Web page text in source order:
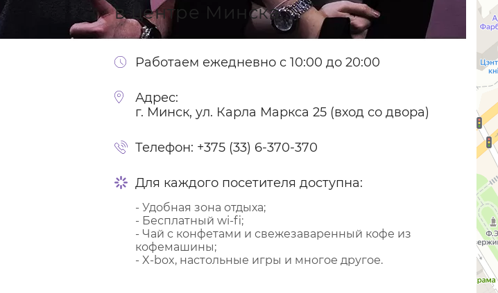
в центре Минска
Работаем ежедневно с 10:00 до 20:00
Адрес:
г. Минск, ул. Карла Маркса 25 (вход со двора)
Телефон: +375 (33) 6-370-370
Для каждого посетителя доступна:
- Удобная зона отдыха;
- Бесплатный wi-fi;
- Чай с конфетами и свежезаваренный кофе из
кофемашины;
- X-box, настольные игры и многое другое.